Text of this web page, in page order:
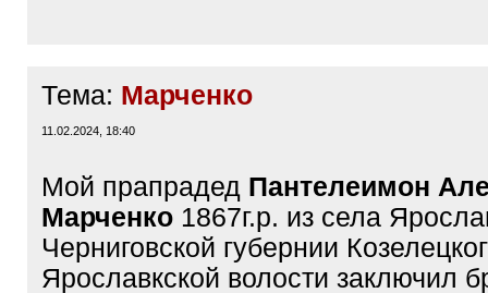
Тема: Марченко
11.02.2024, 18:40
Мой прапрадед Пантелеимон
Марченко 1867г.р. из села
Черниговской губернии
Ярославкской волости заключил